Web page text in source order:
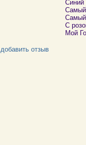
Синий
Самый
Самый
С
Мой
добавить отзыв